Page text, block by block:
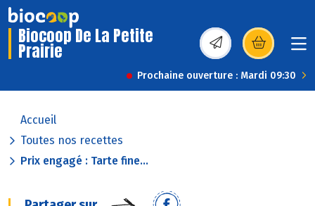
Biocoop De La Petite
Prairie (s’ouvre dans une
Prochaine ouverture : Mardi 09:30
Accueil
Toutes nos recettes
Prix engagé : Tarte fine...